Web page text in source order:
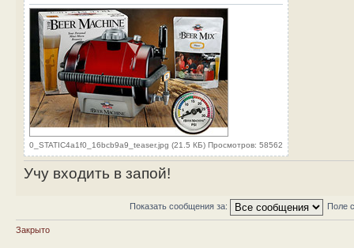
0_STATIC4a1f0_16bcb9a9_teaser.jpg (21.5 КБ) Просмотров: 58562
Учу входить в запой!
Показать сообщения за: Поле
Закрыто